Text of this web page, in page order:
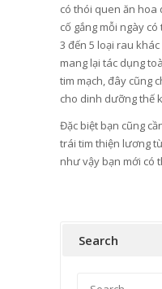
có thói quen ăn hoa
cố gắng mỗi ngày
3 đến 5 loại rau
mang lại tác dụng
tim mạch, đây cũng
cho dinh dưỡng thế
Đặc biệt bạn cũng
trái tim thiện lương
như vậy bạn mới có
Search